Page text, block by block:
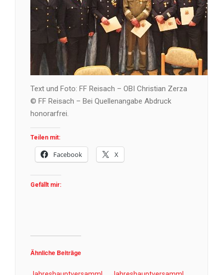
Text und Foto: FF Reisach – OBI Christian Zerza
© FF Reisach – Bei Quellenangabe Abdruck
honorarfrei.
Teilen mit:
Facebook X
Gefällt mir:
Ähnliche Beiträge